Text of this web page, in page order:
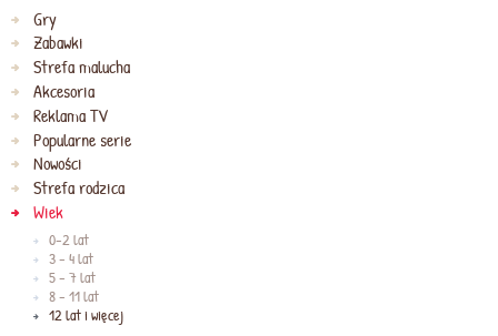
Gry
Zabawki
Strefa malucha
Akcesoria
Reklama TV
Popularne serie
Nowości
Strefa rodzica
Wiek
0-2 lat
3 - 4 lat
5 - 7 lat
8 - 11 lat
12 lat i więcej